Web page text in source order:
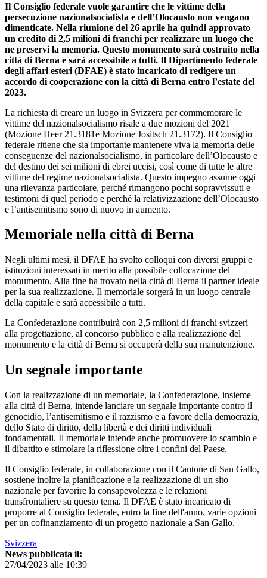
Il Consiglio federale vuole garantire che le vittime della
persecuzione nazionalsocialista e dell’Olocausto non vengano
dimenticate. Nella riunione del 26 aprile ha quindi approvato
un credito di 2,5 milioni di franchi per realizzare un luogo che
ne preservi la memoria. Questo monumento sarà costruito nella
città di Berna e sarà accessibile a tutti. Il Dipartimento federale
degli affari esteri (DFAE) è stato incaricato di redigere un
accordo di cooperazione con la città di Berna entro l’estate del
2023.
La richiesta di creare un luogo in Svizzera per commemorare le
vittime del nazionalsocialismo risale a due mozioni del 2021
(Mozione Heer 21.3181e Mozione Jositsch 21.3172). Il Consiglio
federale ritiene che sia importante mantenere viva la memoria delle
conseguenze del nazionalsocialismo, in particolare dell’Olocausto e
del destino dei sei milioni di ebrei uccisi, così come di tutte le altre
vittime del regime nazionalsocialista. Questo impegno assume oggi
una rilevanza particolare, perché rimangono pochi sopravvissuti e
testimoni di quel periodo e perché la relativizzazione dell’Olocausto
e l’antisemitismo sono di nuovo in aumento.
Memoriale nella città di Berna
Negli ultimi mesi, il DFAE ha svolto colloqui con diversi gruppi e
istituzioni interessati in merito alla possibile collocazione del
monumento. Alla fine ha trovato nella città di Berna il partner ideale
per la sua realizzazione. Il memoriale sorgerà in un luogo centrale
della capitale e sarà accessibile a tutti.
La Confederazione contribuirà con 2,5 milioni di franchi svizzeri
alla progettazione, al concorso pubblico e alla realizzazione del
monumento e la città di Berna si occuperà della sua manutenzione.
Un segnale importante
Con la realizzazione di un memoriale, la Confederazione, insieme
alla città di Berna, intende lanciare un segnale importante contro il
genocidio, l’antisemitismo e il razzismo e a favore della democrazia,
dello Stato di diritto, della libertà e dei diritti individuali
fondamentali. Il memoriale intende anche promuovere lo scambio e
il dibattito e stimolare la riflessione oltre i confini del Paese.
Il Consiglio federale, in collaborazione con il Cantone di San Gallo,
sostiene inoltre la pianificazione e la realizzazione di un sito
nazionale per favorire la consapevolezza e le relazioni
transfrontaliere su questo tema. Il DFAE è stato incaricato di
proporre al Consiglio federale, entro la fine dell'anno, varie opzioni
per un cofinanziamento di un progetto nazionale a San Gallo.
Svizzera
News pubblicata il:
27/04/2023 alle 10:39